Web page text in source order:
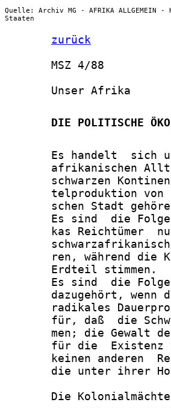
Quelle: Archiv MG - AFRIKA ALLGEMEIN
Staaten
zurück
       MSZ 4/88
       Unser Afrika
DIE POLITISCHE